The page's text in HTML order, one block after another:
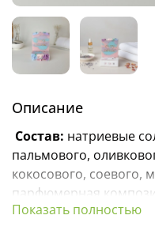
Описание
Соcтав: натриевые
пальмового,
кокосового, соевого,
парфюмерная
Показать полностью